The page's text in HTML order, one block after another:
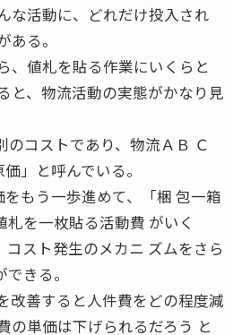
な活動に、どれだけ投入され
る。
、値札を貼る作業にいくらと
と、物流活動の実態がかなり見
のコストであり、物流ＡＢ Ｃ
」と呼んでいる。
もう一歩進めて、「梱 包一箱
を一枚貼る活動費 がいく
コスト発生のメカニ ズムをさら
きる。
改善すると人件費をどの程度減
の単価は下げられるだろう と